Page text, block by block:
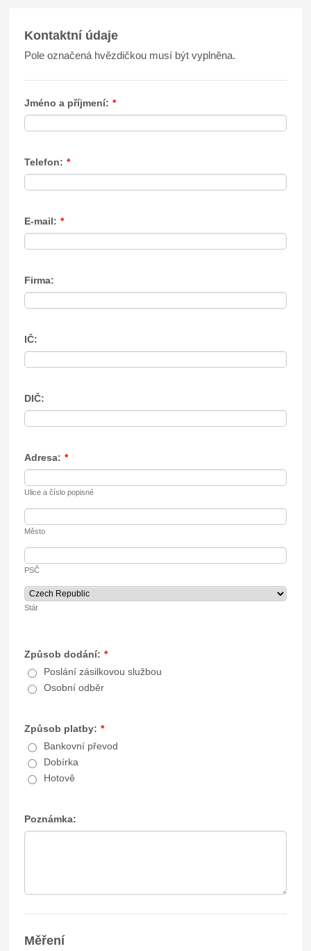
Kontaktní údaje
Pole označená hvězdičkou musí být vyplněna.
Jméno a příjmení: *
Telefon: *
E-mail: *
Firma:
IČ:
DIČ:
Adresa: *
Ulice a číslo popisné
Město
PSČ
Stát
Způsob dodání: *
Poslání zásilkovou službou
Osobní odběr
Způsob platby: *
Bankovní převod
Dobírka
Hotově
Poznámka:
Měření